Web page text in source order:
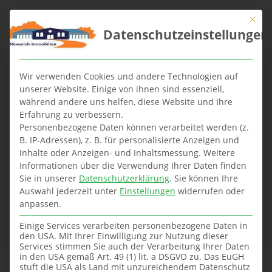
Mit unseren Surf-
Tipps zum Ziel
Hier dreht sich alles um
Immobilien
Mit
Datenschutzeinstellungen
Wir verwenden Cookies und andere Technologien auf
unserer Website. Einige von ihnen sind essenziell,
während andere uns helfen, diese Website und Ihre
Erfahrung zu verbessern.
Personenbezogene Daten können verarbeitet werden (z.
B. IP-Adressen), z. B. für personalisierte Anzeigen und
Inhalte oder Anzeigen- und Inhaltsmessung. Weitere
Informationen über die Verwendung Ihrer Daten finden
Sie in unserer Datenschutzerklärung. Sie können Ihre
Auswahl jederzeit unter Einstellungen widerrufen oder
anpassen.
Einige Services verarbeiten personenbezogene Daten in
den USA. Mit Ihrer Einwilligung zur Nutzung dieser
Services stimmen Sie auch der Verarbeitung Ihrer Daten
in den USA gemäß Art. 49 (1) lit. a DSGVO zu. Das EuGH
stuft die USA als Land mit unzureichendem Datenschutz